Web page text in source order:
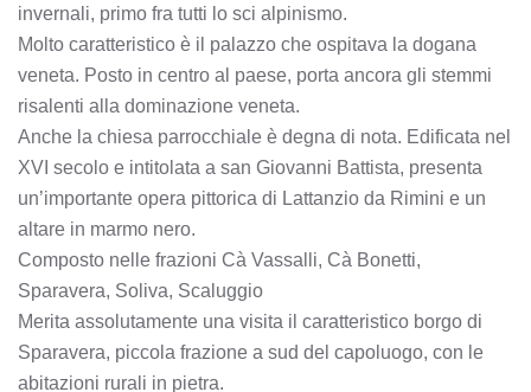
invernali, primo fra tutti lo sci alpinismo.
Molto caratteristico è il palazzo che ospitava la dogana
veneta. Posto in centro al paese, porta ancora gli stemmi
risalenti alla dominazione veneta.
Anche la chiesa parrocchiale è degna di nota. Edificata nel
XVI secolo e intitolata a san Giovanni Battista, presenta
un’importante opera pittorica di Lattanzio da Rimini e un
altare in marmo nero.
Composto nelle frazioni Cà Vassalli, Cà Bonetti,
Sparavera, Soliva, Scaluggio
Merita assolutamente una visita il caratteristico borgo di
Sparavera, piccola frazione a sud del capoluogo, con le
abitazioni rurali in pietra.